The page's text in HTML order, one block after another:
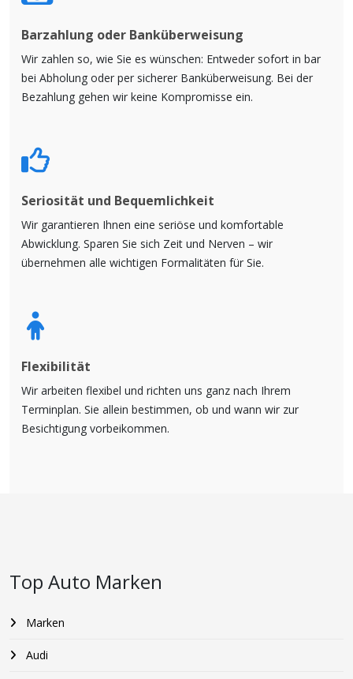
Barzahlung oder Banküberweisung
Wir zahlen so, wie Sie es wünschen: Entweder sofort in bar
bei Abholung oder per sicherer Banküberweisung. Bei der
Bezahlung gehen wir keine Kompromisse ein.
Seriosität und Bequemlichkeit
Wir garantieren Ihnen eine seriöse und komfortable
Abwicklung. Sparen Sie sich Zeit und Nerven – wir
übernehmen alle wichtigen Formalitäten für Sie.
Flexibilität
Wir arbeiten flexibel und richten uns ganz nach Ihrem
Terminplan. Sie allein bestimmen, ob und wann wir zur
Besichtigung vorbeikommen.
Top Auto Marken
Marken
Audi